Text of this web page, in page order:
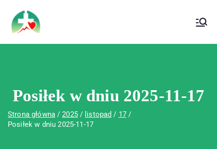
Wojewódzki Szpital Specjalistyczny im.
Św. Rafała w Czerwonej Górze
Posiłek w dniu 2025-11-17
Strona główna 2025 listopad
17
Posiłek w dniu 2025-11-17